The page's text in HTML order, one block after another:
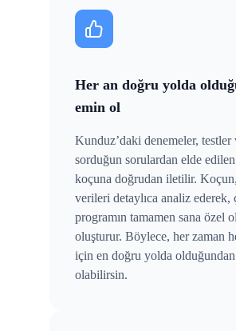
Her an doğru yolda
emin ol
Kunduz’daki denemeler, testler
sorduğun sorulardan elde
koçuna doğrudan iletilir.
verileri detaylıca analiz ederek,
programın tamamen sana özel
oluşturur. Böylece, her zaman
için en doğru yolda
olabilirsin.